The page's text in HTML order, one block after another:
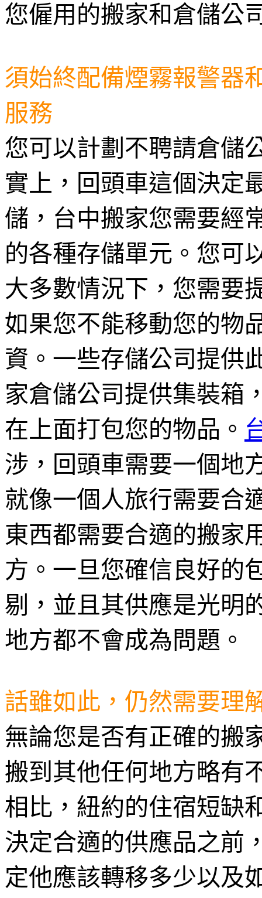
您僱用的搬家和倉儲公
須始終配備煙霧報警器
服務
您可以計劃不聘請倉儲
實上，回頭車這個決定
儲，台中搬家您需要經
的各種存儲單元。您可
大多數情況下，您需要
如果您不能移動您的物
資。一些存儲公司提供
家倉儲公司提供集裝箱
在上面打包您的物品。
涉，回頭車需要一個地
就像一個人旅行需要合
東西都需要合適的搬家
方。一旦您確信良好的
剔，並且其供應是光明
地方都不會成為問題。
話雖如此，仍然需要理
無論您是否有正確的搬
搬到其他任何地方略有
相比，紐約的住宿短缺
決定合適的供應品之前
定他應該轉移多少以及